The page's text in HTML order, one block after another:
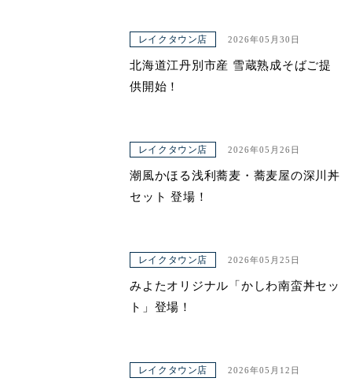
レイクタウン店 2026年05月30日
北海道江丹別市産 雪蔵熟成そばご提
供開始！
レイクタウン店 2026年05月26日
潮風かほる浅利蕎麦・蕎麦屋の深川丼
セット 登場！
レイクタウン店 2026年05月25日
みよたオリジナル「かしわ南蛮丼セッ
ト」登場！
レイクタウン店 2026年05月12日